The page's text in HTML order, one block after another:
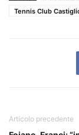
Tennis Club
Articolo precedente